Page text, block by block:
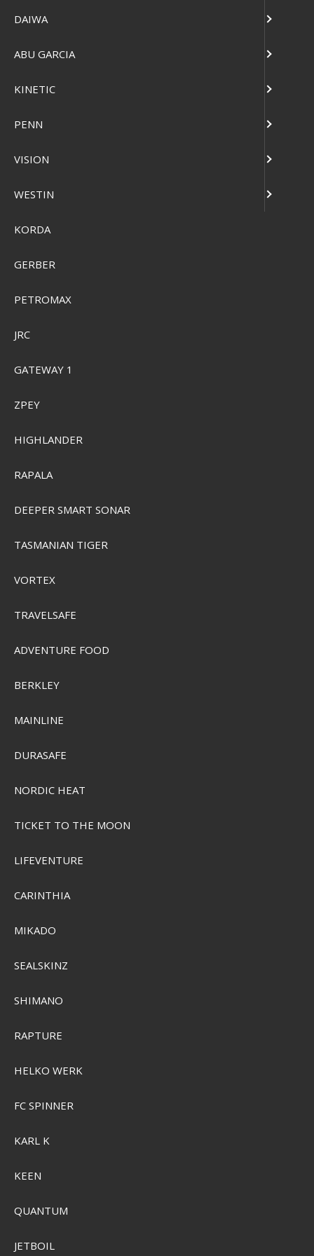
SEK 1.911,00
P738320
P356044
DAIWA
ABU GARCIA
KINETIC
PENN
VISION
WESTIN
KORDA
GERBER
PETROMAX
JRC
GATEWAY 1
ZPEY
HIGHLANDER
RAPALA
DEEPER SMART SONAR
TASMANIAN TIGER
VORTEX
TRAVELSAFE
ADVENTURE FOOD
BERKLEY
MAINLINE
DURASAFE
NORDIC HEAT
TICKET TO THE MOON
LIFEVENTURE
CARINTHIA
MIKADO
SEALSKINZ
SHIMANO
RAPTURE
HELKO WERK
FC SPINNER
KARL K
KEEN
QUANTUM
JETBOIL